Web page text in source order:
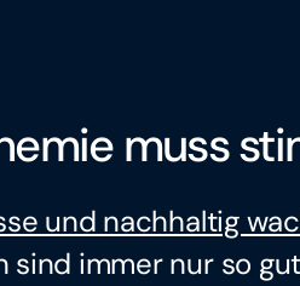
muss
und nachhaltig
sind immer nur so